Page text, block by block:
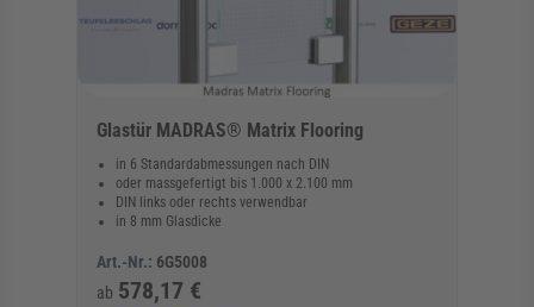
Glastür MADRAS® Matrix Flooring
in 6 Standardabmessungen nach DIN
oder massgefertigt bis 1.000 x 2.100 mm
DIN links oder rechts verwendbar
in 8 mm Glasdicke
Art.-Nr.: 6G5008
ab 578,17 €